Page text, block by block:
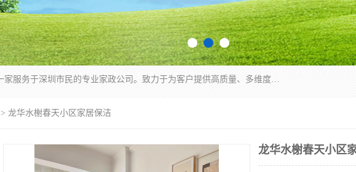
深圳市柏林家政有限公司是一家服务于深圳市民的专业家政公司。致力于为客户提供高质量、多维度的家庭服务，包括养老、母婴、月嫂育婴早教、康复理疗、家电清洗和保洁等方面的专业服务。
> 龙华水榭春天小区家居保洁
龙华水榭春天小区